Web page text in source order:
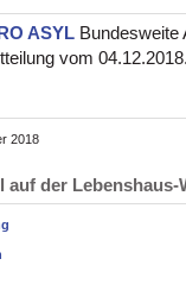
ASYL Bundesweite
vom
2018
auf der